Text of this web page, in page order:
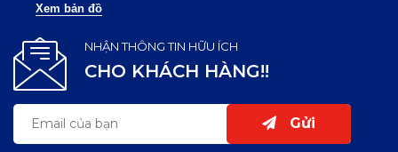
Xem bản đồ
NHẬN THÔNG TIN HỮU ÍCH
CHO KHÁCH HÀNG!!
Gửi